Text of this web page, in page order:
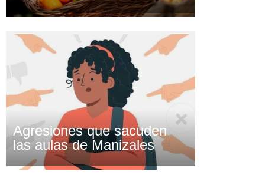
Agresiones que sacuden
las aulas de Manizales